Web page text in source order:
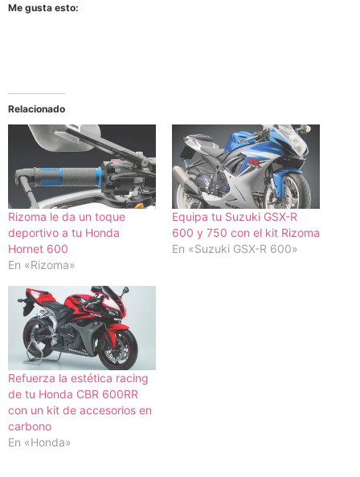
Me gusta esto:
Relacionado
Rizoma le da un toque
deportivo a tu Honda
Hornet 600
En «Rizoma»
Equipa tu Suzuki GSX-R
600 y 750 con el kit Rizoma
En «Suzuki GSX-R 600»
Refuerza la estética racing
de tu Honda CBR 600RR
con un kit de accesorios en
carbono
En «Honda»